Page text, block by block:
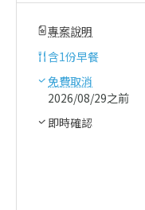
專案說明
含1份早餐
免費取消
2026/08/29之前
即時確認